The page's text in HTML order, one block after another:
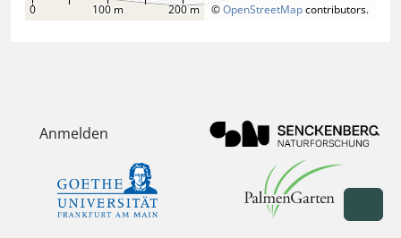
©OpenStreetMapcontributors.
0 100 m 200 m
Anmelden